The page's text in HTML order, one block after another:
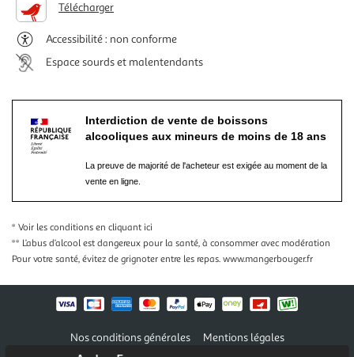
Télécharger
Accessibilité : non conforme
Espace sourds et malentendants
Interdiction de vente de boissons
alcooliques aux mineurs de moins de 18 ans
La preuve de majorité de l'acheteur est exigée au moment de la
vente en ligne.
* Voir les conditions en cliquant ici
** L’abus d’alcool est dangereux pour la santé, à consommer avec modération
Pour votre santé, évitez de grignoter entre les repas. www.mangerbouger.fr
Nos conditions générales
Mentions légales